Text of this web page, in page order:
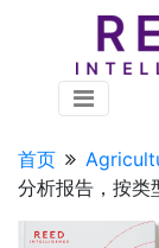
首页
分析报告，按类